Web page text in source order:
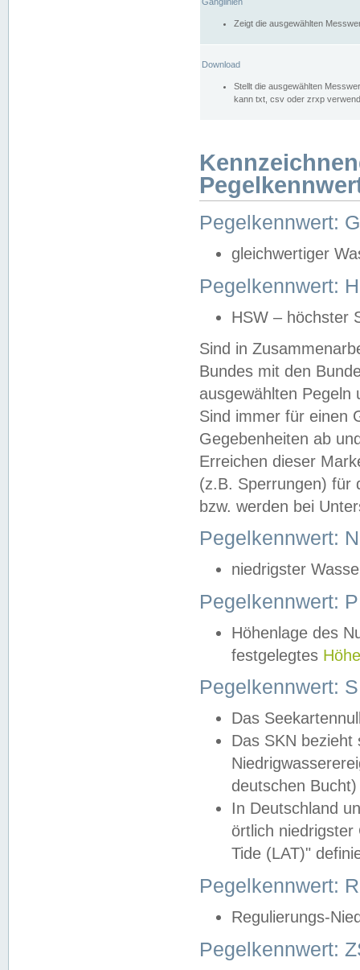
Zeigt die ausgewählten
Download
Stellt die ausgewählten
kann txt, csv oder zrxp
Pegelkennwert:
gleichwertiger
Pegelkennwert:
HSW – höchster
Sind in
Bundes mit den
ausgewählten
Sind immer für einen
Gegebenheiten ab
Erreichen dieser
(z.B. Sperrungen) für
bzw. werden bei
Pegelkennwert:
niedrigster
Pegelkennwert:
Höhenlage des
festgelegtes
Pegelkennwert:
Das
Das SKN
deutschen
In Deutschland
örtlich
Tide (LAT)"
Pegelkennwert:
Regulierungs-
Pegelkennwert: